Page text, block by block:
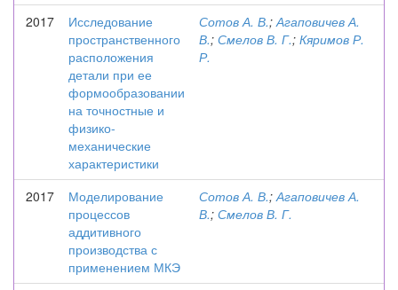
2017
Исследование
пространственного
расположения
детали при ее
формообразовании
на точностные и
физико-
механические
характеристики
Сотов А. В.;Агаповичев А.
В.; Смелов В. Г.; Кяримов Р.
Р.
2017
Моделирование
процессов
аддитивного
производства с
применением МКЭ
Сотов А. В.;Агаповичев А.
В.; Смелов В. Г.